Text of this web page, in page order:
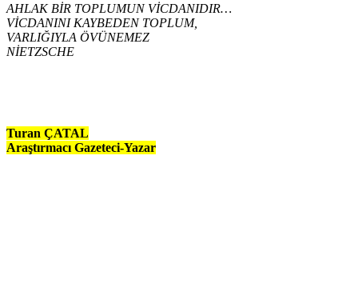
AHLAK BİR TOPLUMUN VİCDANIDIR…
VİCDANINI KAYBEDEN TOPLUM,
VARLIĞIYLA ÖVÜNEMEZ
NİETZSCHE
Turan ÇATAL
Araştırmacı Gazeteci-Yazar